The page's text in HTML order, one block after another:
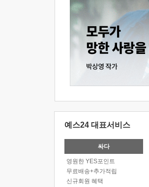
예스24 대표서비스
싸다
영원한 YES포인트
무료배송+추가적립
신규회원 혜택